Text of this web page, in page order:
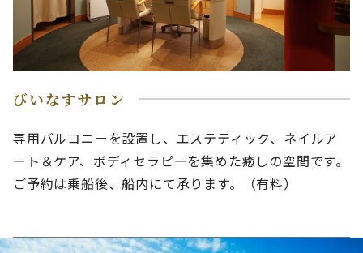
びいなすサロン
専用バルコニーを設置し、エステティック、ネイルア
ート＆ケア、ボディセラピーを集めた癒しの空間です。
ご予約は乗船後、船内にて承ります。（有料）